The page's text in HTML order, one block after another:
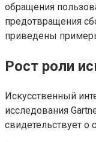
обращения
предотвращения
приведены
Рост роли
Искусственный
исследования
свидетельствует о